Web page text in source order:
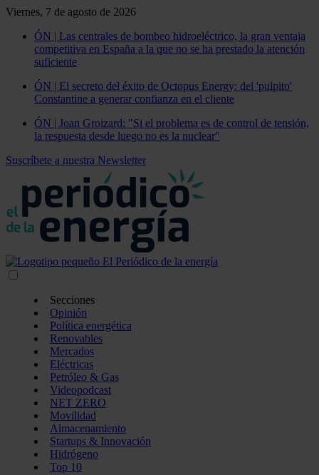
Viernes, 7 de agosto de 2026
ÓN | Las centrales de bombeo hidroeléctrico, la gran ventaja
competitiva en España a la que no se ha prestado la atención
suficiente
ÓN | El secreto del éxito de Octopus Energy: del 'pulpito'
Constantine a generar confianza en el cliente
ÓN | Joan Groizard: "Si el problema es de control de tensión,
la respuesta desde luego no es la nuclear"
Suscríbete a nuestra Newsletter
Secciones
Opinión
Política energética
Renovables
Mercados
Eléctricas
Petróleo & Gas
Videopodcast
NET ZERO
Movilidad
Almacenamiento
Startups & Innovación
Hidrógeno
Top 10